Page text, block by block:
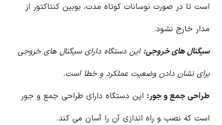
است تا در صورت نوسانات کوتاه مدت، بوبین کنتاکتور از
مدار خارج نشود.
سیگنال های خروجی: این دستگاه دارای سیگنال های خروجی
برای نشان دادن وضعیت عملکرد و خطا است.
طراحی جمع و جور: این دستگاه دارای طراحی جمع و جور
است که نصب و راه اندازی آن را آسان می کند.